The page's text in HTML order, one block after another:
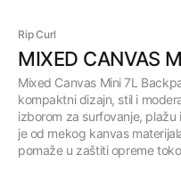
Rip Curl
MIXED CANVAS
Mixed Canvas Mini 7L
kompaktni dizajn, stil i
izborom za surfovanje,
je od mekog kanvas
pomaže u zaštiti opreme